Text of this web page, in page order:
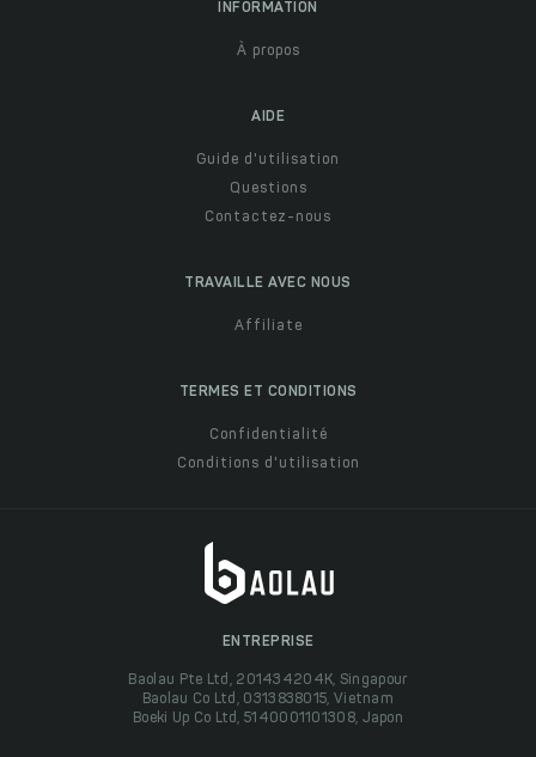
INFORMATION
À propos
AIDE
Guide d'utilisation
Questions
Contactez-nous
TRAVAILLE AVEC NOUS
Affiliate
TERMES ET CONDITIONS
Confidentialité
Conditions d'utilisation
ENTREPRISE
Baolau Pte Ltd, 201434204K, Singapour
Baolau Co Ltd, 0313838015, Vietnam
Boeki Up Co Ltd, 5140001101308, Japon